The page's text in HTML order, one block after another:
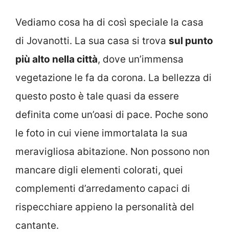
Vediamo cosa ha di così speciale la casa
di Jovanotti. La sua casa si trova sul punto
più alto nella città, dove un’immensa
vegetazione le fa da corona. La bellezza di
questo posto è tale quasi da essere
definita come un’oasi di pace. Poche sono
le foto in cui viene immortalata la sua
meravigliosa abitazione. Non possono non
mancare digli elementi colorati, quei
complementi d’arredamento capaci di
rispecchiare appieno la personalità del
cantante.